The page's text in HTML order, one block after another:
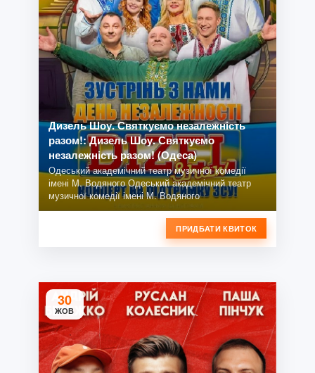
Дизель Шоу. Святкуємо незалежність
разом!: Дизель Шоу. Святкуємо
незалежність разом! (Одеса)
Одеський академічний театр музичної комедії
імені М. Водяного Одеський академічний театр
музичної комедії імені М. Водяного
ПРИДБАТИ КВИТОК
30
ЖОВ